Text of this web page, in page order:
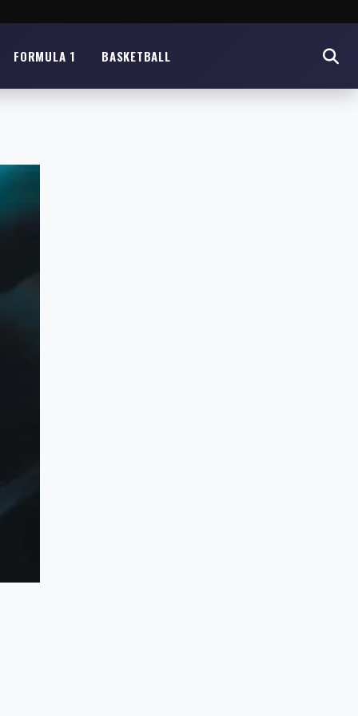
FORMULA 1 BASKETBALL